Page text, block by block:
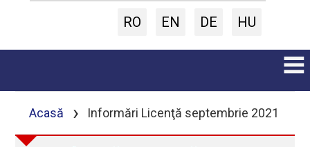
RO EN DE HU
Acasă › Informări Licenţă septembrie 2021